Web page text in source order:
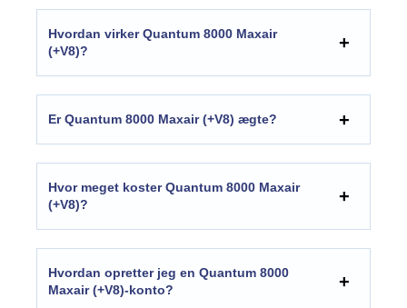
Hvordan virker Quantum 8000 Maxair
(+V8)?
Er Quantum 8000 Maxair (+V8) ægte?
Hvor meget koster Quantum 8000 Maxair
(+V8)?
Hvordan opretter jeg en Quantum 8000
Maxair (+V8)-konto?